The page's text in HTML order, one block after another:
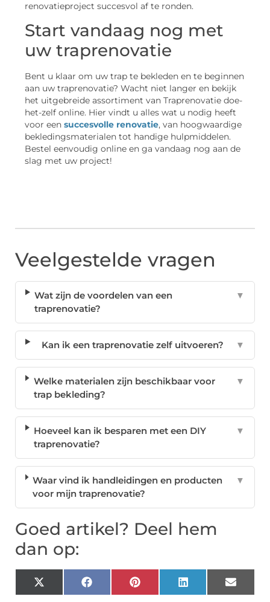
renovatieproject succesvol af te ronden.
Start vandaag nog met
uw traprenovatie
Bent u klaar om uw trap te bekleden en te beginnen
aan uw traprenovatie? Wacht niet langer en bekijk
het uitgebreide assortiment van Traprenovatie doe-
het-zelf online. Hier vindt u alles wat u nodig heeft
voor een succesvolle renovatie, van hoogwaardige
bekledingsmaterialen tot handige hulpmiddelen.
Bestel eenvoudig online en ga vandaag nog aan de
slag met uw project!
Veelgestelde vragen
Wat zijn de voordelen van een
traprenovatie?
▼
Kan ik een traprenovatie zelf uitvoeren? ▼
Welke materialen zijn beschikbaar voor
trap bekleding?
▼
Hoeveel kan ik besparen met een DIY
traprenovatie?
▼
Waar vind ik handleidingen en producten
voor mijn traprenovatie?
▼
Goed artikel? Deel hem
dan op:
X
(Twitter)
FacebookPinterest LinkedIn Email